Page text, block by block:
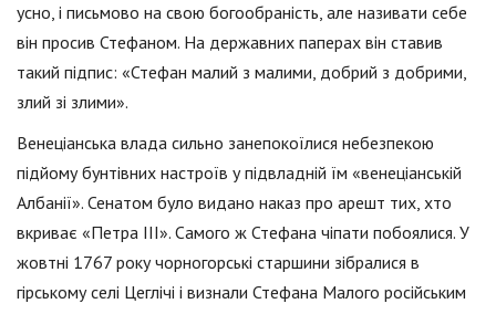
усно, і письмово на свою богообраність, але називати себе
він просив Стефаном. На державних паперах він ставив
такий підпис: «Стефан малий з малими, добрий з добрими,
злий зі злими».
Венеціанська влада сильно занепокоїлися небезпекою
підйому бунтівних настроїв у підвладній їм «венеціанській
Албанії». Сенатом було видано наказ про арешт тих, хто
вкриває «Петра III». Самого ж Стефана чіпати побоялися. У
жовтні 1767 року чорногорські старшини зібралися в
гірському селі Цеглічі і визнали Стефана Малого російським